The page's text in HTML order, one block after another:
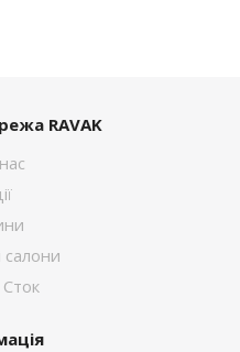
RAVAK
салони
Сток